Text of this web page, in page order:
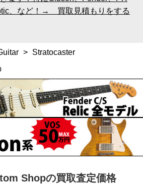
、など！→ 買取見積もりをする
> Stratocaster
Shopの買取査定価格